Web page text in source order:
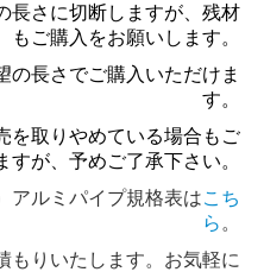
長さに切断しますが、残材
もご購入をお願いします。
の長さでご購入いただけま
す。
を取りやめている場合もご
すが、予めご了承下さい。
アルミパイプ規格表はこち
ら 。
もりいたします。お気軽に